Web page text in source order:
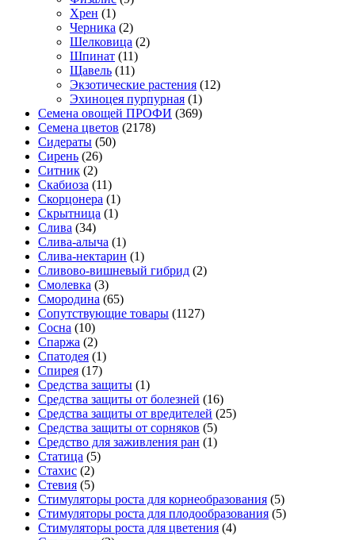
Хрен (1)
Черника (2)
Шелковица (2)
Шпинат (11)
Щавель (11)
Экзотические растения (12)
Эхиноцея пурпурная (1)
Семена овощей ПРОФИ (369)
Семена цветов (2178)
Сидераты (50)
Сирень (26)
Ситник (2)
Скабиоза (11)
Скорцонера (1)
Скрытница (1)
Слива (34)
Слива-алыча (1)
Слива-нектарин (1)
Сливово-вишневый гибрид (2)
Смолевка (3)
Смородина (65)
Сопутствующие товары (1127)
Сосна (10)
Спаржа (2)
Спатодея (1)
Спирея (17)
Средства защиты (1)
Средства защиты от болезней (16)
Средства защиты от вредителей (25)
Средства защиты от сорняков (5)
Средство для заживления ран (1)
Статица (5)
Стахис (2)
Стевия (5)
Стимуляторы роста для корнеобразования (5)
Стимуляторы роста для плодообразования (5)
Стимуляторы роста для цветения (4)